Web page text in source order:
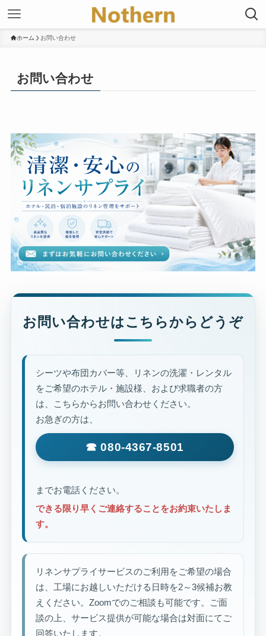
ホーム お問い合わせ
お問い合わせ
お問い合わせはこちらからどうぞ
シーツや布団カバー等、リネンの洗濯・レンタル
をご希望のホテル・施設様、および求職者の方
は、こちらからお問い合わせください。
お急ぎの方は、
☎ 080-4367-8501
までお電話ください。
できる限り早くご連絡することをお約束いたしま
す。
リネンサプライサービスのご利用をご希望の場合
は、工場にお越しいただける日時を2～3候補お教
えください。Zoomでのご相談も可能です。ご面
談の上、サービス提供が可能な場合は対面にてご
回答いたします。